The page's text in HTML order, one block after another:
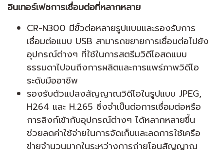
อินเทอร์เฟซการเชื่อมต่อที่หลากหลาย
CR-N300 มีขั้วต่อหลายรูปแบบและรองรับการ
เชื่อมต่อแบบ USB สามารถขยายการเชื่อมต่อไปยัง
อุปกรณ์ต่างๆ ที่ใช้ในการสตรีมวิดีโอสดแบบ
ธรรมดาไปจนถึงการผลิตและการแพร่ภาพวิดีโอ
ระดับมืออาชีพ
รองรับตัวแปลงสัญญาณวิดีโอในรูปแบบ JPEG,
H264 และ H.265 ซึ่งจำเป็นต่อการเชื่อมต่อหรือ
การลิงก์เข้ากับอุปกรณ์ต่างๆ ได้หลากหลายขึ้น
ช่วยลดค่าใช้จ่ายในการจัดเก็บและลดการใช้เครือ
ข่ายจำนวนมากในระหว่างการถ่ายโอนสัญญาณ